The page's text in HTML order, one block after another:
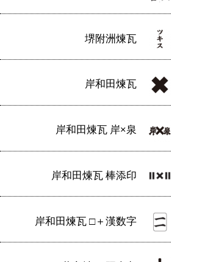
堺附洲煉瓦
岸和田煉瓦
岸和田煉瓦 岸×泉
岸和田煉瓦 棒添印
岸和田煉瓦 □＋漢数字